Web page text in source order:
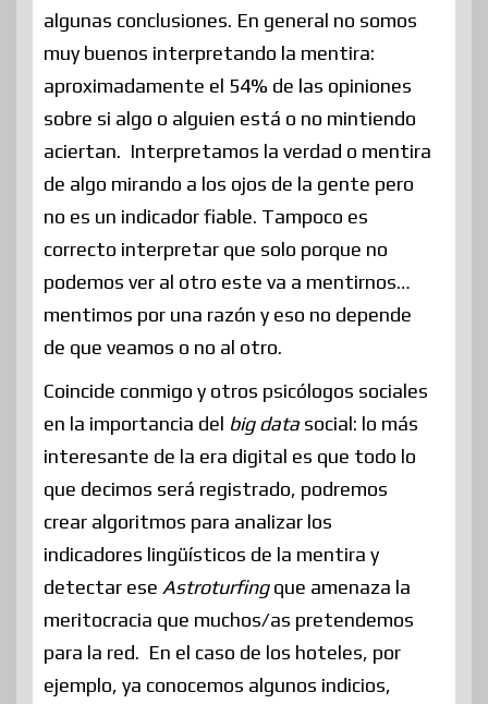
algunas conclusiones. En general no somos
muy buenos interpretando la mentira:
aproximadamente el 54% de las opiniones
sobre si algo o alguien está o no mintiendo
aciertan. Interpretamos la verdad o mentira
de algo mirando a los ojos de la gente pero
no es un indicador fiable. Tampoco es
correcto interpretar que solo porque no
podemos ver al otro este va a mentirnos…
mentimos por una razón y eso no depende
de que veamos o no al otro.
Coincide conmigo y otros psicólogos sociales
en la importancia del big data social: lo más
interesante de la era digital es que todo lo
que decimos será registrado, podremos
crear algoritmos para analizar los
indicadores lingüísticos de la mentira y
detectar ese Astroturfingque amenaza la
meritocracia que muchos/as pretendemos
para la red. En el caso de los hoteles, por
ejemplo, ya conocemos algunos indicios,